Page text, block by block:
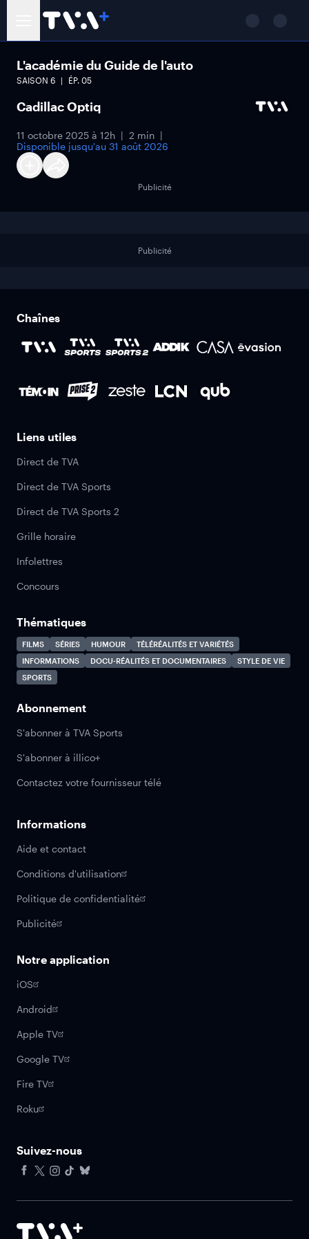
L'académie du Guide de l'auto
SAISON 6 ÉP. 05
Cadillac Optiq
11 octobre 2025 à 12h
2 min
Disponible jusqu'au 31 août 2026
Publicité
Publicité
Chaînes
Liens utiles
Direct de TVA
Direct de TVA Sports
Direct de TVA Sports 2
Grille horaire
Infolettres
Concours
Thématiques
FILMS SÉRIES HUMOUR
TÉLÉRÉALITÉS ET VARIÉTÉS
INFORMATIONS
DOCU-RÉALITÉS ET DOCUMENTAIRES
STYLE DE VIE
SPORTS
Abonnement
S'abonner à TVA Sports
S'abonner à illico+
Contactez votre fournisseur télé
Informations
Aide et contact
Conditions d'utilisation
Politique de confidentialité
Publicité
Notre application
iOS
Android
Apple TV
Google TV
Fire TV
Roku
Suivez-nous